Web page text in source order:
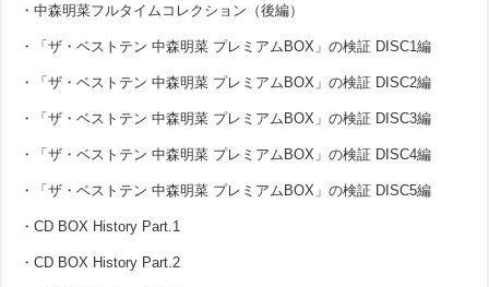
・中森明菜フルタイムコレクション（後編）
・「ザ・ベストテン 中森明菜 プレミアムBOX」の検証 DISC1編
・「ザ・ベストテン 中森明菜 プレミアムBOX」の検証 DISC2編
・「ザ・ベストテン 中森明菜 プレミアムBOX」の検証 DISC3編
・「ザ・ベストテン 中森明菜 プレミアムBOX」の検証 DISC4編
・「ザ・ベストテン 中森明菜 プレミアムBOX」の検証 DISC5編
・CD BOX History Part.1
・CD BOX History Part.2